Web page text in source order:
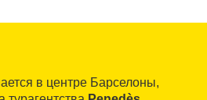
в центре Барселоны,